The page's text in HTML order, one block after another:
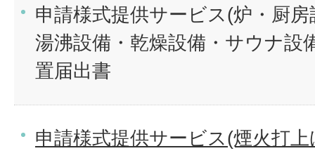
申請様式提供サービス(炉・厨
湯沸設備・乾燥設備・サウナ設
置届出書
申請様式提供サービス(煙火打